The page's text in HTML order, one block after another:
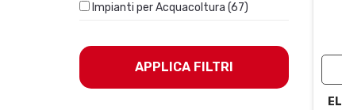
Impianti per Acquacoltura (67)
APPLICA FILTRI